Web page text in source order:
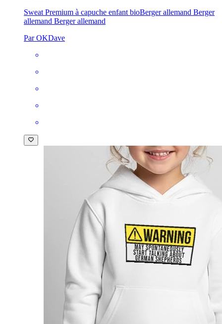
Sweat Premium à capuche enfant bioBerger allemand Berger
allemand Berger allemand
Par OKDave